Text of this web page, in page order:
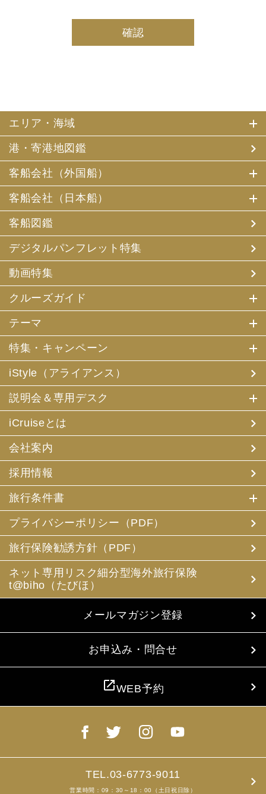
(3) 当社は、当社で就業する社員及び社員の扶養親族、及
び当社が支払調書等を作成する継続的契約関係のある個人
います。）は、お客様がご旅行の申込みの際にお申出いた
だいた個人情報についてお客様との連絡のために利用させ
ていただくほか、お客様がお申込みいただいた旅行におい
て運送・宿泊機関等（主要な運送・宿泊機関等について契
約書面に記載されています）の提供する旅行サービスの手
配及びそれらのサービスの受領のための手続、また旅行代
きます。
その他、当社は、
(1) 当社及び当社の提携する企業の商品やサービス、キャ
ンペーンのご案内
(2) 旅行参加後のご意見やご感想の提供のお願い
(3) アンケートのお願い
(4) 特典サービスの提供
(5) 統計資料の作成
にお客様の個人情報を利用させていただくことがありま
す。
個人情報について、本人確認、本人との連絡その他、採
す。
3. お客様個人情報の第三者への提供
(1) 当社は、お申込みいただいた旅行サービスの手配及び
それらのサービスの受領のための手続に必要な範囲内、ま
保険の手続き上必要な範囲内で、それら運送・宿泊機関、
保険会社等に対し、お客様の氏名、性別、年齢、住所、電
話番号またはメールアドレス、パスポート番号、クレジッ
トカード番号を電磁的方法等で送付することにより提供い
(2) 当社は、旅行先でのお客様のお買い物等の便宜のた
め、当社の保有するお客様の個人データを土産物店に提供
することがあります。この場合、お客様の氏名、パスポー
ト番号及び搭乗される航空便名等に係る個人データを、予
め電磁的方法等で送付することによって提供いたします。
お客様の旅行中の連絡先の方の個人情報をお伺いすること
があります。この個人情報は、お客様に疾病等があった場
合で連絡先の方へ連絡の必要があると当社が認めた場合に
使用させていただきます。お客様は、連絡先の方の個人情
報を当社らに提供することについて連絡先の方の同意を得
るものとします。
4. お客様個人情報の収集・利用について
当社は、お客様の個人情報を収集、利用するにあたり、以
下の取扱いをしておりますことを予めご承知おき願いま
(1) 収集目的、利用範囲をパンフレット、お申込書に明示
(2) お客様の同意がない限り、収集目的以外に使用いたし
し、同意を得ます。
(4) お客様が未成年者の場合、親権者の同意を得ます。
た、お申込のあった旅行の手配及び旅程の管理のために、
以下の当社のグループ企業とお客様情報を共有する場合が
ありますが、厳重に管理・保管いたします。
エリア・海域
港・寄港地図鑑
客船会社（外国船）
客船会社（日本船）
客船図鑑
デジタルパンフレット特集
動画特集
クルーズガイド
テーマ
特集・キャンペーン
iStyle（アライアンス）
説明会＆専用デスク
iCruiseとは
会社案内
採用情報
旅行条件書
プライバシーポリシー（PDF）
旅行保険勧誘方針（PDF）
ネット専用リスク細分型海外旅行保険
t@biho（たびほ）
メールマガジン登録
お申込み・問合せ
open_in_newWEB予約
TEL.03-6773-9011
営業時間：09：30～18：00（土日祝日除）